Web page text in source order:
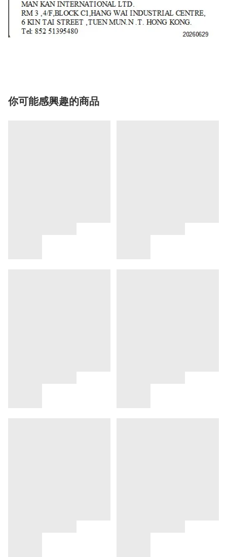
你可能感興趣的商品